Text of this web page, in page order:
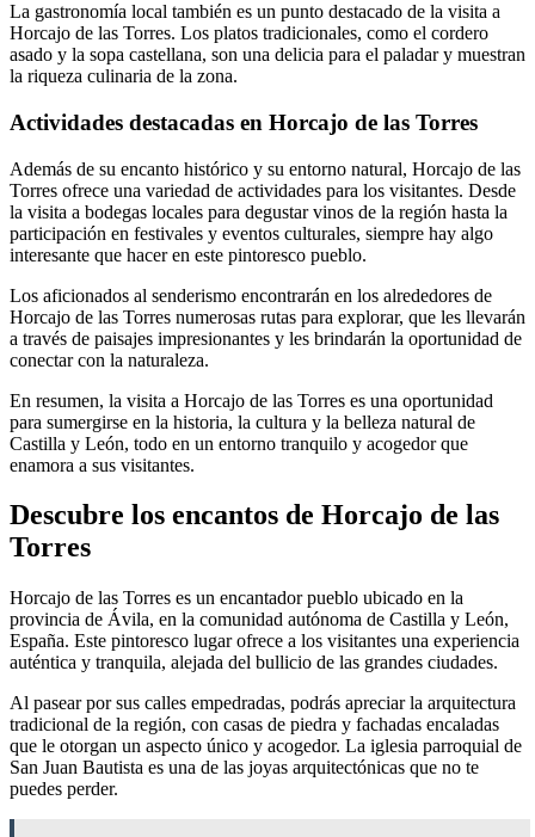
La gastronomía local también es un punto destacado de la visita a
Horcajo de las Torres. Los platos tradicionales, como el cordero
asado y la sopa castellana, son una delicia para el paladar y muestran
la riqueza culinaria de la zona.
Actividades destacadas en Horcajo de las Torres
Además de su encanto histórico y su entorno natural, Horcajo de las
Torres ofrece una variedad de actividades para los visitantes. Desde
la visita a bodegas locales para degustar vinos de la región hasta la
participación en festivales y eventos culturales, siempre hay algo
interesante que hacer en este pintoresco pueblo.
Los aficionados al senderismo encontrarán en los alrededores de
Horcajo de las Torres numerosas rutas para explorar, que les llevarán
a través de paisajes impresionantes y les brindarán la oportunidad de
conectar con la naturaleza.
En resumen, la visita a Horcajo de las Torres es una oportunidad
para sumergirse en la historia, la cultura y la belleza natural de
Castilla y León, todo en un entorno tranquilo y acogedor que
enamora a sus visitantes.
Descubre los encantos de Horcajo de las
Torres
Horcajo de las Torres es un encantador pueblo ubicado en la
provincia de Ávila, en la comunidad autónoma de Castilla y León,
España. Este pintoresco lugar ofrece a los visitantes una experiencia
auténtica y tranquila, alejada del bullicio de las grandes ciudades.
Al pasear por sus calles empedradas, podrás apreciar la arquitectura
tradicional de la región, con casas de piedra y fachadas encaladas
que le otorgan un aspecto único y acogedor. La iglesia parroquial de
San Juan Bautista es una de las joyas arquitectónicas que no te
puedes perder.